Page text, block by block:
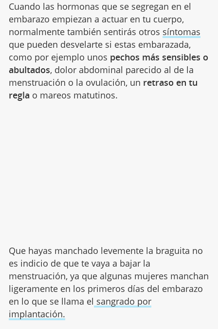
Cuando las hormonas que se segregan en el
embarazo empiezan a actuar en tu cuerpo,
normalmente también sentirás otros síntomas
que pueden desvelarte si estas embarazada,
como por ejemplo unos pechos más sensibles o
abultados, dolor abdominal parecido al de la
menstruación o la ovulación, un retraso en tu
regla o mareos matutinos.
Que hayas manchado levemente la braguita no
es indicio de que te vaya a bajar la
menstruación, ya que algunas mujeres manchan
ligeramente en los primeros días del embarazo
en lo que se llama el sangrado por
implantación.